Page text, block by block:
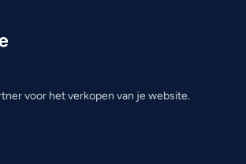
voor het verkopen van je website.